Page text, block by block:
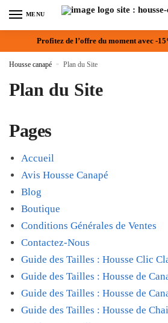
MENU
Profitez de l’offre du moment avec -
Housse canapé » Plan du Site
Plan du Site
Pages
Accueil
Avis Housse Canapé
Blog
Boutique
Conditions Générales de Ventes
Contactez-Nous
Guide des Tailles : Housse Clic
Guide des Tailles : Housse de
Guide des Tailles : Housse de
Guide des Tailles : Housse de